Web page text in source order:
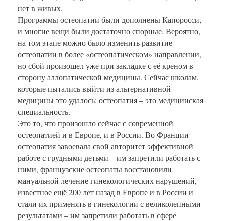
нет в живых.
Программы остеопатии были дополнены Капоросси,
и многие вещи были достаточно спорные. Вероятно,
на том этапе можно было изменить развитие
остеопатии в более «остеопатическом» направлении,
но сбой произошел уже при закладке с её креном в
сторону аллопатической медицины. Сейчас школам,
которые пытались выйти из альтернативной
медицины это удалось: остеопатия – это медицинская
специальность.
Это то, что произошло сейчас с современной
остеопатией и в Европе, и в России. Во Франции
остеопатия завоевала свой авторитет эффективной
работе с грудными детьми – им запретили работать с
ними, французские остеопаты восстановили
мануальной лечение гинекологических нарушений,
известное ещё 200 лет назад в Европе и в России и
стали их применять в гинекологии с великолепными
результатами – им запретили работать в сфере